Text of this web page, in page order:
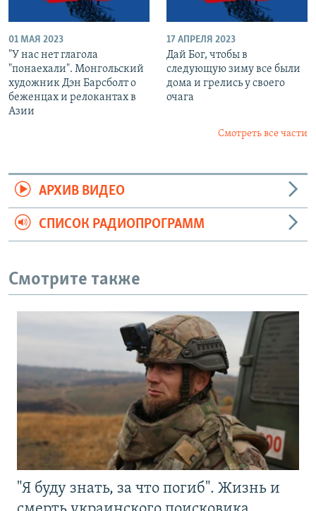
01 МАЯ 2023
"У нас нет глагола
"понаехали". Монгольский
художник Дэн Барсболт о
беженцах и релокантах в
Азии
17 АПРЕЛЯ 2023
Дай Бог, чтобы в
следующую зиму все были
дома и грелись у своего
очага
Смотреть все части
АРХИВ ВИДЕО
СПИСОК РАДИОПРОГРАММ
Смотрите также
"Я буду знать, за что погиб". Жизнь и